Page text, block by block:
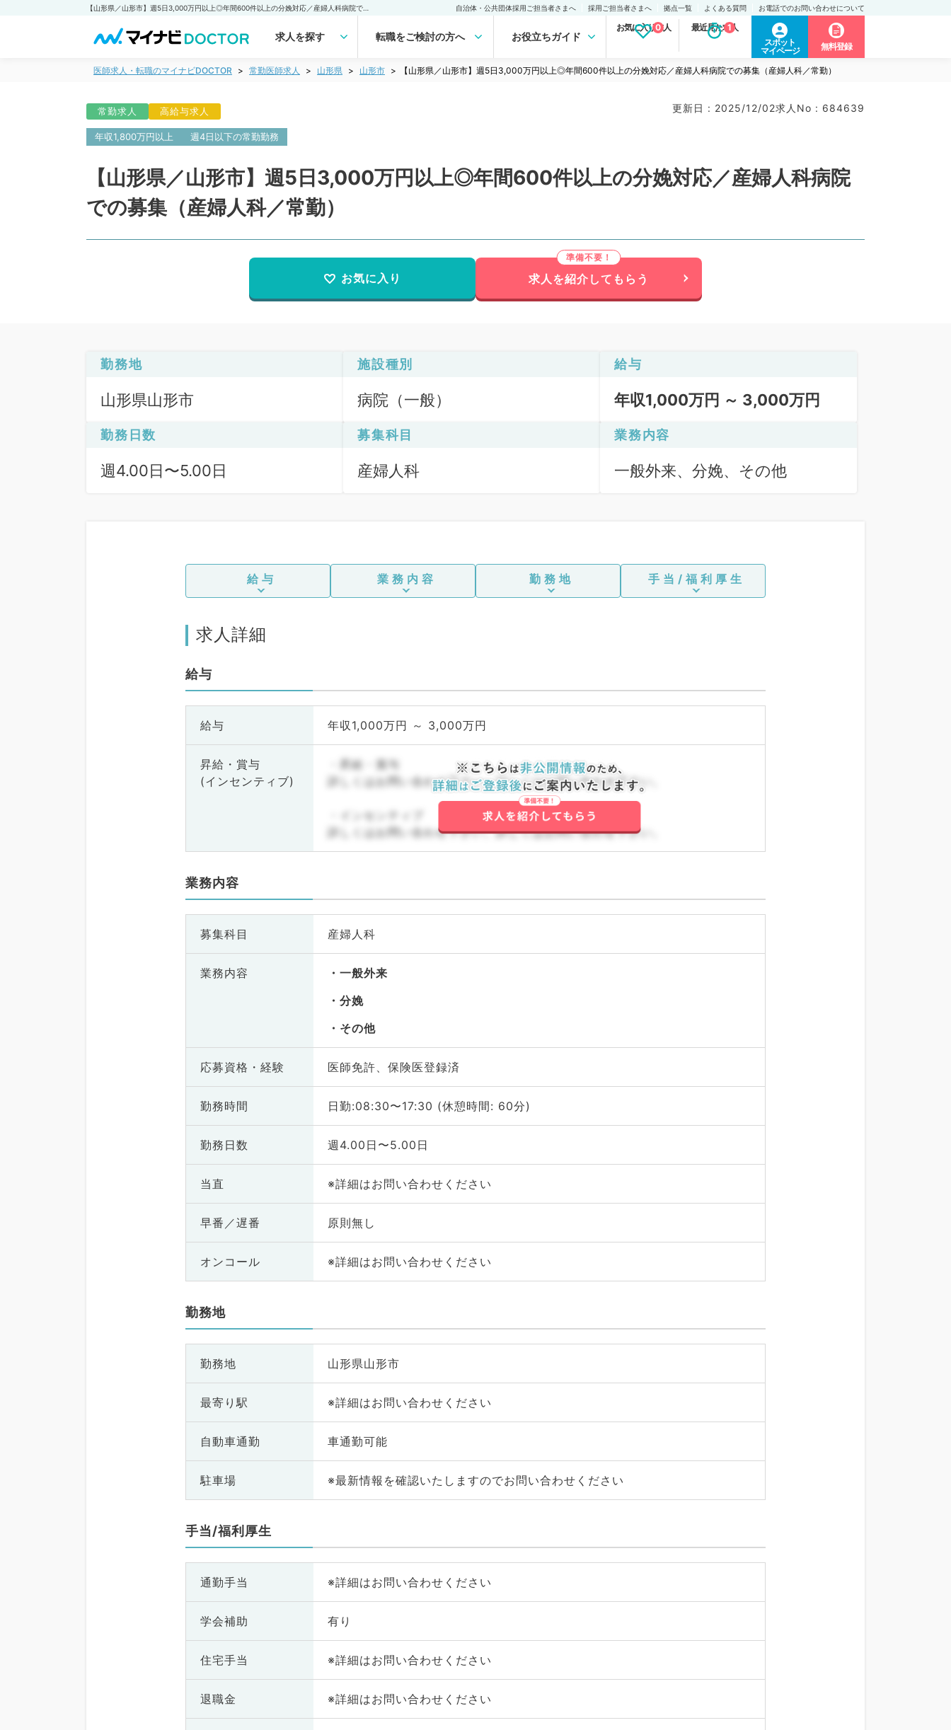
自治体・公共団体採用ご担当者さまへ 採用ご担当者さまへ 拠点一覧 よくある質問 お電話でのお問い合わせについて
求人を探す 転職をご検討の方へ お役立ちガイド
お気に入り求人
0 最近見た求人
1
スポット
マイページ
無料登録
医師求人・転職のマイナビDOCTOR 常勤医師求人 山形県 山形市 【山形県／山形市】週5日3,000万円以上◎年間600件以上の分娩対応／産婦人科病院での募集（産婦人科／常勤）
常勤求人 高給与求人 更新日 : 2025/12/02求人No : 684639
年収1,800万円以上 週4日以下の常勤勤務
【山形県／山形市】週5日3,000万円以上◎年間600件以上の分娩対応／産婦人科病院
での募集（産婦人科／常勤）
お気に入り 求人を紹介してもらう
勤務地
山形県山形市
施設種別
病院（一般）
給与
年収1,000万円 ～ 3,000万円
勤務日数
週4.00日〜5.00日
募集科目
産婦人科
業務内容
一般外来、分娩、その他
給与 業務内容 勤務地 手当/福利厚生
求人詳細
給与
給与 年収1,000万円 ～ 3,000万円
昇給・賞与
(インセンティブ)
・昇給・賞与
詳しくはお問い合わせ下さい。詳しくはお問い合わせ下さい。
・インセンティブ
詳しくはお問い合わせ下さい。詳しくはお問い合わせ下さい。
業務内容
募集科目 産婦人科
業務内容
一般外来
分娩
その他
応募資格・ 経験 医師免許、保険医登録済
勤務時間 日勤:08:30〜17:30 (休憩時間: 60分)
勤務日数 週4.00日〜5.00日
当直 ※詳細はお問い合わせください
早番／遅番 原則無し
オンコール ※詳細はお問い合わせください
勤務地
勤務地 山形県山形市
最寄り駅 ※詳細はお問い合わせください
自動車通勤 車通勤可能
駐車場 ※最新情報を確認いたしますのでお問い合わせください
手当/福利厚生
通勤手当 ※詳細はお問い合わせください
学会補助 有り
住宅手当 ※詳細はお問い合わせください
退職金 ※詳細はお問い合わせください